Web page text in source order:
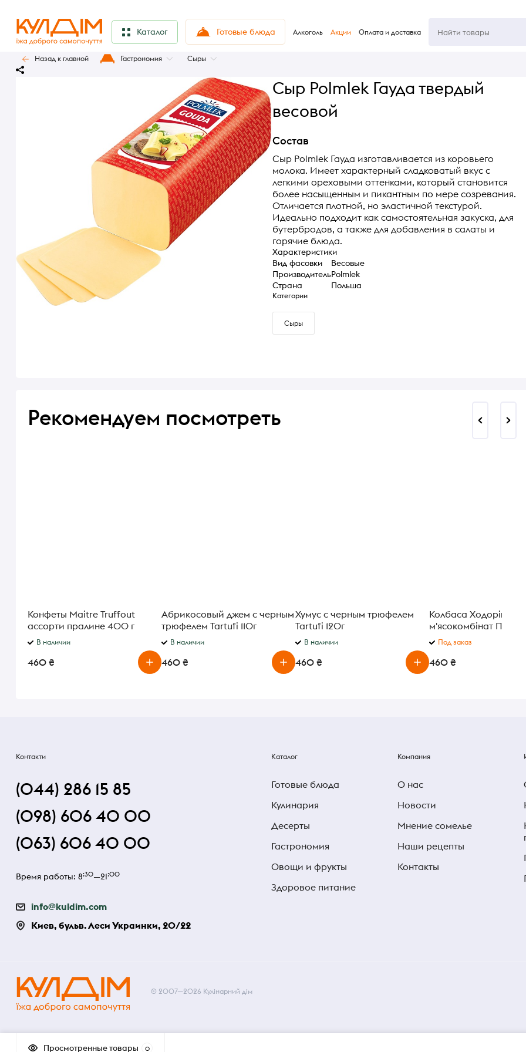
Каталог Готовые блюда Алкоголь Акции Оплата и доставка
Назад к главной Гастрономия Сыры
Сыр Polmlek Гауда твердый
весовой
Состав
Сыр Polmlek Гауда изготавливается из коровьего
молока. Имеет характерный сладковатый вкус с
легкими ореховыми оттенками, который становится
более насыщенным и пикантным по мере созревания.
Отличается плотной, но эластичной текстурой.
Идеально подходит как самостоятельная закуска, для
бутербродов, а также для добавления в салаты и
горячие блюда.
Характеристики
Вид фасовки
Весовые
ПроизводительPolmlek
Страна
Польша
Категории
Сыры
Рекомендуем посмотреть
Конфеты Maitre Truffout
ассорти пралине 400 г
В наличии
460 ₴
Абрикосовый джем с черным
трюфелем Tartufi 110г
В наличии
460 ₴
Хумус с черным трюфелем
Tartufi 120г
В наличии
460 ₴
Колбаса Ходорівський
м'ясокомбінат
полукопченая весовая
Под заказ
460 ₴
Контакти
(044) 286 15 85
(098) 606 40 00
(063) 606 40 00
Время работы: 8:30—21:00
info@kuldim.com
Киев, бульв. Леси Украинки, 20/22
Каталог
Готовые блюда
Кулинария
Десерты
Гастрономия
Овощи и фрукты
Здоровое питание
Компания
О нас
Новости
Мнение сомелье
Наши рецепты
Контакты
© 2007—2026 Кулінарний дім
Просмотренные товары 0